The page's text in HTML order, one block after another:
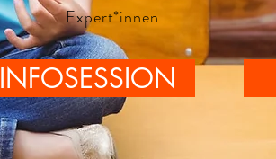
Expert*innen
INFOSESSION